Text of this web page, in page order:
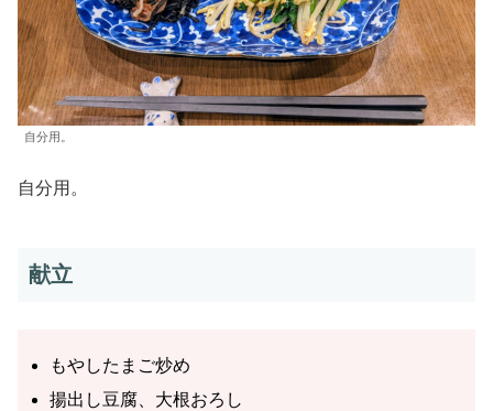
自分用。
自分用。
献立
もやしたまご炒め
揚出し豆腐、大根おろし